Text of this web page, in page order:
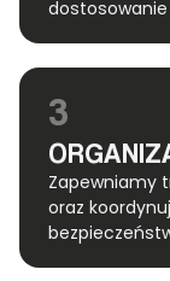
3
Zapewniamy
oraz